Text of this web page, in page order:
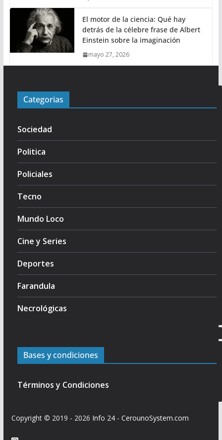
El motor de la ciencia: Qué hay
detrás de la célebre frase de Albert
Einstein sobre la imaginación
mayo 27, 2026
Categorias
Sociedad
Politica
Policiales
Tecno
Mundo Loco
Cine y Series
Deportes
Farandula
Necrológicas
Bases y condiciones
Términos y Condiciones
Copyright © 2019 - 2026 Info 24- CerounoSystem.com